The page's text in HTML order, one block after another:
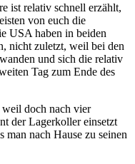
ist relativ schnell erzählt,
von euch die
USA haben in beiden
nicht zuletzt, weil bei den
und sich die relativ
Tag zum Ende des
doch nach vier
der Lagerkoller einsetzt
man nach Hause zu seinen